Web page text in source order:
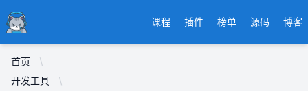
Ducafecat 课程 插件 榜单 源码 博客
首页
开发工具